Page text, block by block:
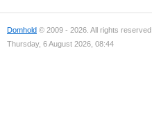
Domhold © 2009 - 2026. All rights reserved.
Thursday, 6 August 2026, 08:44